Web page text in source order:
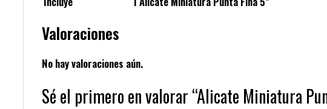
Valoraciones
No hay valoraciones aún.
Sé el primero en valorar “Alicate Miniatura